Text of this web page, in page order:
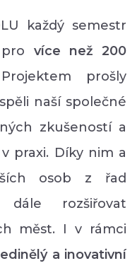
každý semestr
více než 200
prošly
naší společné
zkušeností a
praxi. Díky nim a
osob z řad
dále rozšiřovat
měst. I v rámci
a inovativní